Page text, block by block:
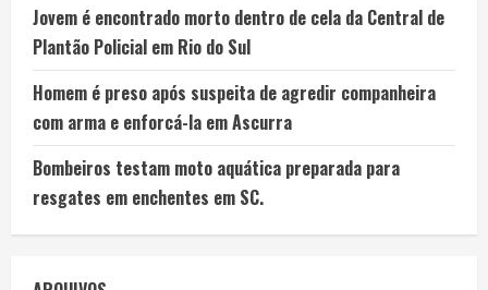
Jovem é encontrado morto dentro de cela da Central de
Plantão Policial em Rio do Sul
Homem é preso após suspeita de agredir companheira
com arma e enforcá-la em Ascurra
Bombeiros testam moto aquática preparada para
resgates em enchentes em SC.